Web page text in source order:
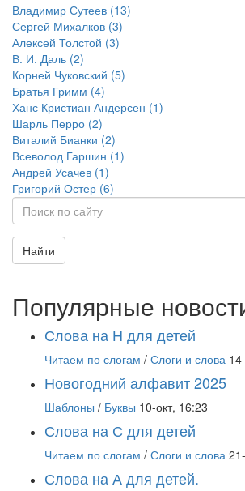
Владимир Сутеев (13)
Сергей Михалков (3)
Алексей Толстой (3)
В. И. Даль (2)
Корней Чуковский (5)
Братья Гримм (4)
Ханс Кристиан Андерсен (1)
Шарль Перро (2)
Виталий Бианки (2)
Всеволод Гаршин (1)
Андрей Усачев (1)
Григорий Остер (6)
Найти
Популярные
Слова на Н для детей
Читаем по слогам / Слоги и слова
Новогодний алфавит 2025
Шаблоны / Буквы 10-окт, 16:23
Слова на С для детей
Читаем по слогам / Слоги и слова
Слова на А для детей.